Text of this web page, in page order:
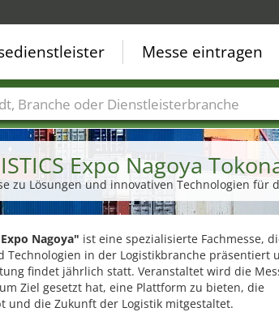
Expo Nagoya
zu Lösungen und innovativen Technologien für
Expo Nagoya" ist eine spezialisierte Fachmesse,
Technologien in der Logistikbranche präsentiert
findet jährlich statt. Veranstaltet wird die
Ziel gesetzt hat, eine Plattform zu bieten, die
und die Zukunft der Logistik mitgestaltet.
Messe eintragen
Branchen Dienstleisterbranchen